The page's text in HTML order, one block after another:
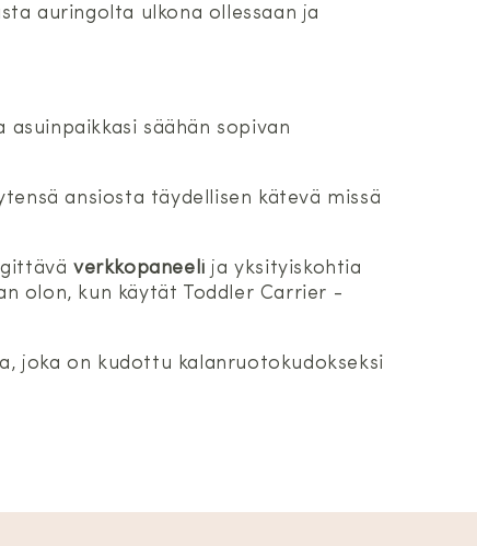
auringolta ulkona ollessaan ja
säähän sopivan
ansiosta täydellisen kätevä missä
verkkopaneeli ja yksityiskohtia
olon, kun käytät Toddler Carrier -
joka on kudottu kalanruotokudokseksi